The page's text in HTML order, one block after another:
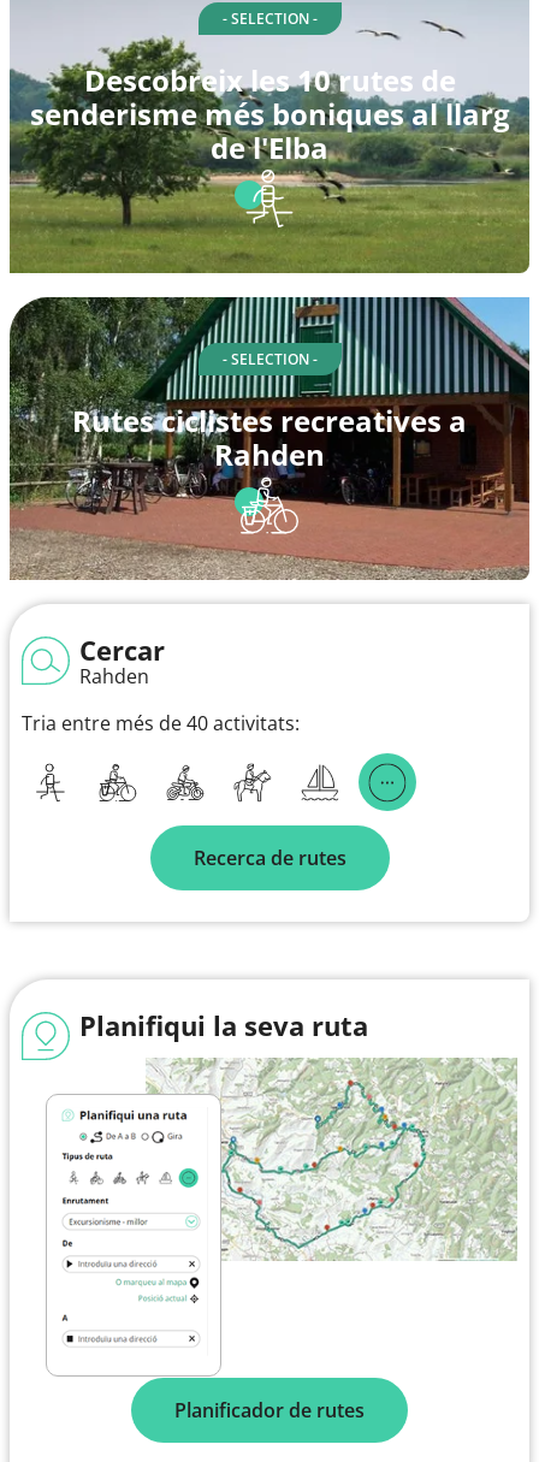
- SELECTION -
Descobreix les 10 rutes de
senderisme més boniques al llarg
de l'Elba
- SELECTION -
Rutes ciclistes recreatives a
Rahden
Cercar
Rahden
Tria entre més de 40 activitats:
Recerca de rutes
Planifiqui la seva ruta
Planificador de rutes